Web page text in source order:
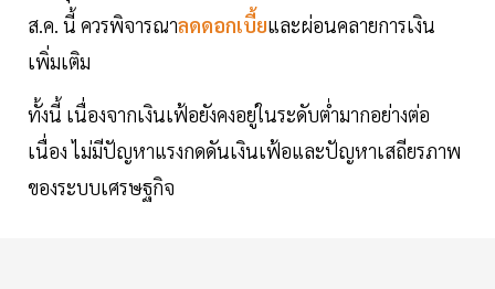
ส.ค. นี้ ควรพิจารณาลดดอกเบี้ยและผ่อนคลายการเงิน
เพิ่มเติม
ทั้งนี้ เนื่องจากเงินเฟ้อยังคงอยู่ในระดับต่ำมากอย่างต่อ
เนื่อง ไม่มีปัญหาแรงกดดันเงินเฟ้อและปัญหาเสถียรภาพ
ของระบบเศรษฐกิจ